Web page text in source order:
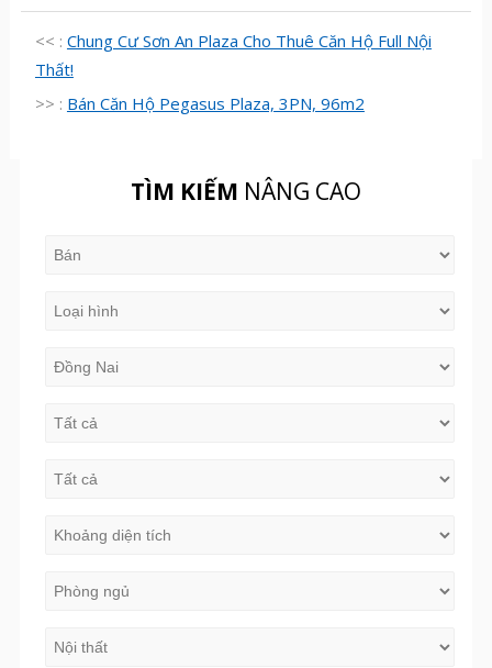
<< : Chung Cư Sơn An Plaza Cho Thuê Căn Hộ Full Nội
Thất!
>> : Bán Căn Hộ Pegasus Plaza, 3PN, 96m2
TÌM KIẾM NÂNG CAO